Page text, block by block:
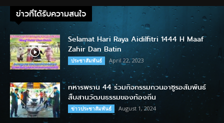
ข่าวที่ได้รับความสนใจ
Selamat Hari Raya Aidilfitri 1444 H Maaf
Zahir Dan Batin
ประชาสัมพันธ์ April 22, 2023
ทหารพราน 44 ร่วมกิจกรรมกวนอาซูรอสัมพันธ์
สืบสานวัฒนธรรมของท้องถิ่น
ข่าวประชาสัมพันธ์ August 1, 2024